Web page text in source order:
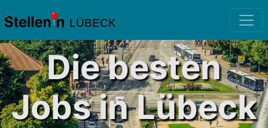
LÜBECK
Die besten
Jobs in Lübeck